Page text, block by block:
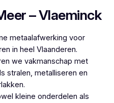
– Vlaeminck
metaalafwerking voor
in heel Vlaanderen.
we vakmanschap met
stralen, metalliseren en
kleine onderdelen als